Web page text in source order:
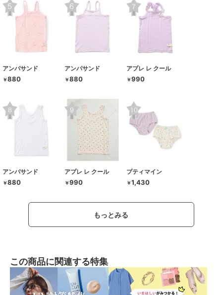
アンパサンド
￥880
アンパサンド
￥880
アプレ レ クール
￥990
アンパサンド
￥880
アプレ レ クール
￥990
プティマイン
￥1,430
もっとみる
この商品に関連する特集